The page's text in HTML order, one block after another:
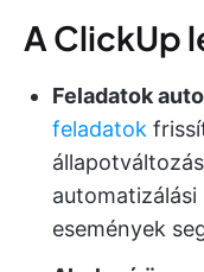
A ClickUp
Feladatok
feladatok
események